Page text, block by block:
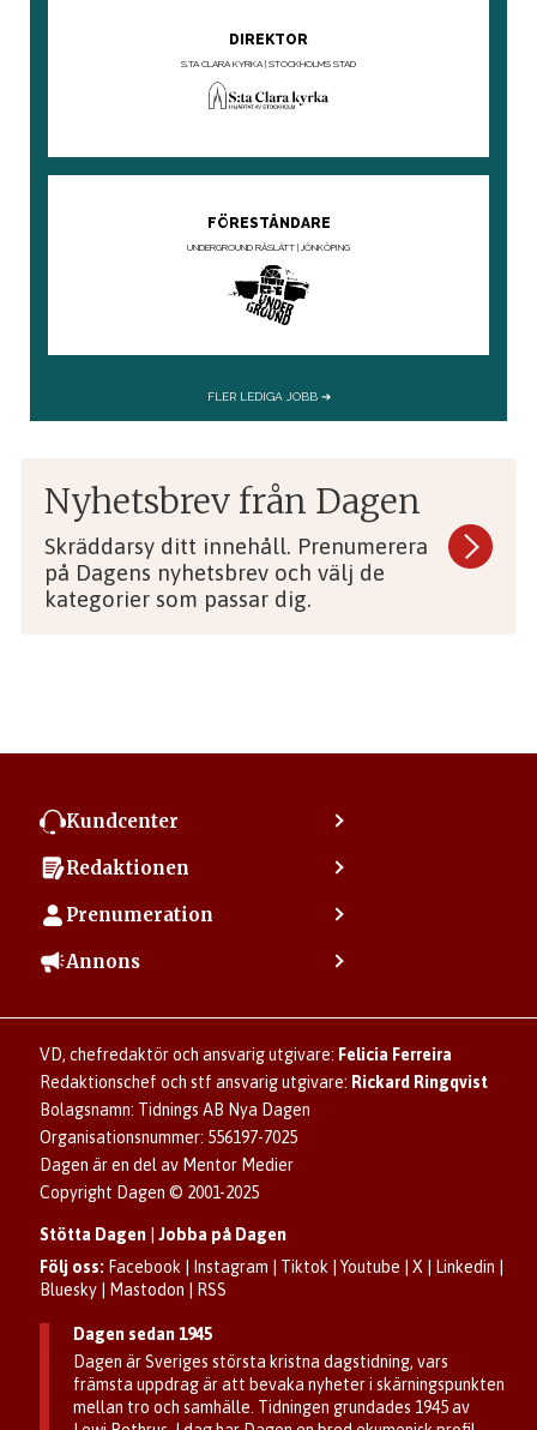
Nyhetsbrev från Dagen
Skräddarsy ditt innehåll. Prenumerera
på Dagens nyhetsbrev och välj de
kategorier som passar dig.
Kundcenter
Min sida
Vanliga frågor
Användarvillkor
Redaktionen
Tipsa Dagen
Vill du debattera i Dagen?
Dagen förklarar
Upphovsrätt och AI
Om Dagen
Prenumeration
Så skapar du ett konto
Dagen som taltidningen
Senaste numret av eDagen
Dagens arkiv
Annons
Annonsera
Rubrikannonser
Familjeannonser
Se dödsannonser/minnesrum
Anmäl störande/felaktig annons
VD, chefredaktör och ansvarig utgivare: Felicia Ferreira
Redaktionschef och stf ansvarig utgivare: Rickard Ringqvist
Bolagsnamn: Tidnings AB Nya Dagen
Organisationsnummer: 556197-7025
Dagen är en del av Mentor Medier
Copyright Dagen © 2001-2025
Stötta Dagen |Jobba på Dagen
Följ oss: Facebook Instagram Tiktok |Youtube |X Linkedin
Bluesky
Mastodon RSS
Dagen sedan 1945
Dagen är Sveriges största kristna dagstidning, vars
främsta uppdrag är att bevaka nyheter i skärningspunkten
mellan tro och samhälle. Tidningen grundades 1945 av